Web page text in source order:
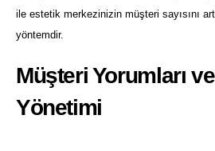
ile estetik merkezinizin müşteri sayısını
yöntemdir.
Müşteri Yorumları
Yönetimi